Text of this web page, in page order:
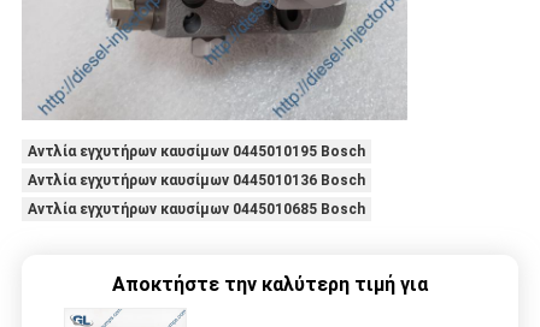
Αντλία εγχυτήρων καυσίμων 0445010195 Bosch
Αντλία εγχυτήρων καυσίμων 0445010136 Bosch
Αντλία εγχυτήρων καυσίμων 0445010685 Bosch
Αποκτήστε την καλύτερη τιμή για